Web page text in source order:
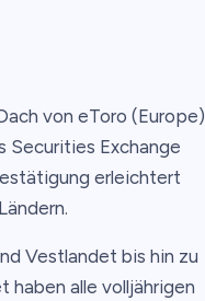
von eToro (Europe)
Securities Exchange
erleichtert
Vestlandet bis hin zu
haben alle volljährigen